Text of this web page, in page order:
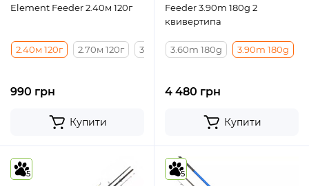
Element Feeder 2.40м 120г
2.40м 120г 2.70м 120г 3м 120г 3.30м 120г 3.60м 120г
990 грн
Купити
Feeder 3.90m 180g 2
квивертипа
3.60m 180g 3.90m 180g
4 480 грн
Купити
5 5